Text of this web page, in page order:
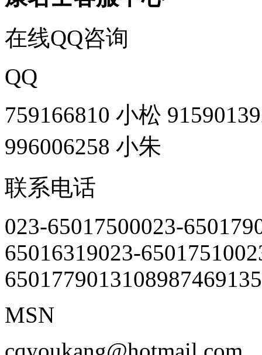
在线QQ咨询
QQ
759166810 小松
996006258 小朱
联系电话
023-65017500023-
65016319023-65017510
6501779013108987469
MSN